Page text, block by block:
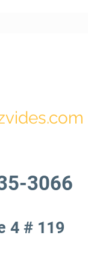
3066
4 # 119